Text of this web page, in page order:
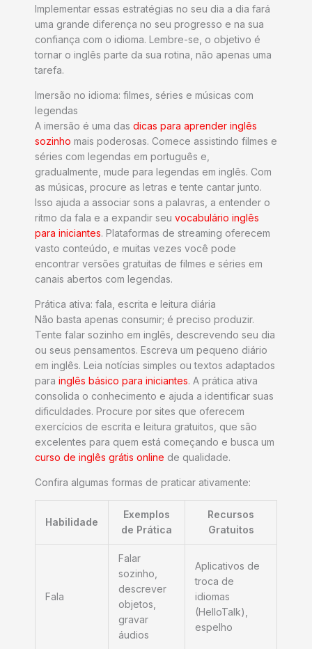
Implementar essas estratégias no seu dia a dia fará
uma grande diferença no seu progresso e na sua
confiança com o idioma. Lembre-se, o objetivo é
tornar o inglês parte da sua rotina, não apenas uma
tarefa.
Imersão no idioma: filmes, séries e músicas com
legendas
A imersão é uma das dicas para aprender inglês
sozinho mais poderosas. Comece assistindo filmes e
séries com legendas em português e,
gradualmente, mude para legendas em inglês. Com
as músicas, procure as letras e tente cantar junto.
Isso ajuda a associar sons a palavras, a entender o
ritmo da fala e a expandir seu vocabulário inglês
para iniciantes. Plataformas de streaming oferecem
vasto conteúdo, e muitas vezes você pode
encontrar versões gratuitas de filmes e séries em
canais abertos com legendas.
Prática ativa: fala, escrita e leitura diária
Não basta apenas consumir; é preciso produzir.
Tente falar sozinho em inglês, descrevendo seu dia
ou seus pensamentos. Escreva um pequeno diário
em inglês. Leia notícias simples ou textos adaptados
para inglês básico para iniciantes. A prática ativa
consolida o conhecimento e ajuda a identificar suas
dificuldades. Procure por sites que oferecem
exercícios de escrita e leitura gratuitos, que são
excelentes para quem está começando e busca um
curso de inglês grátis online de qualidade.
Confira algumas formas de praticar ativamente:
Habilidade
Exemplos
de Prática
Recursos
Gratuitos
Fala
Falar
sozinho,
descrever
objetos,
gravar
áudios
Aplicativos de
troca de
idiomas
(HelloTalk),
espelho